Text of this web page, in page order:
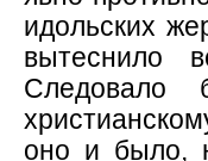
идольских
вытеснило
Следовало
оно и было,